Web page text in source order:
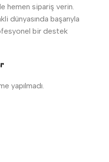
hemen sipariş verin.
dünyasında başarıyla
bir destek
yapılmadı.